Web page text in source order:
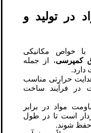
در تولید و
با خواص مکانیکی
کمپرسی، از جمله
دارد.
حرارتی مناسب
در فرآیند ساخت
مواد در برابر
است تا در طول
حفظ شوند.